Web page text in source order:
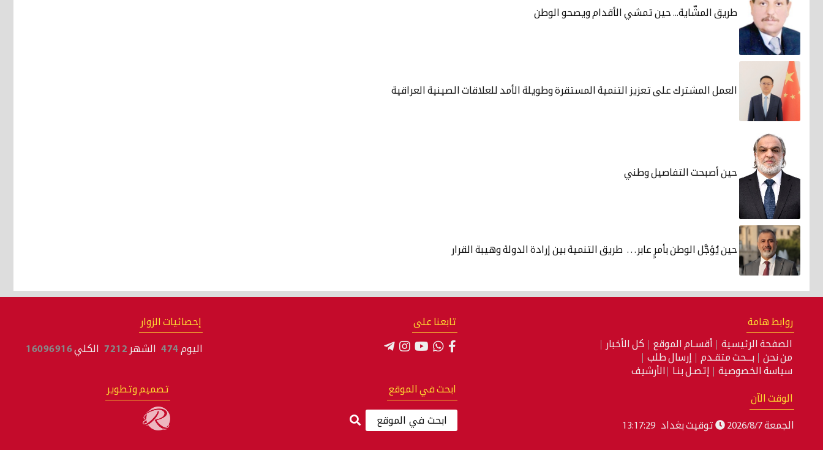
طريق المشّاية... حين تمشي الأقدام ويصحو الوطن
العمل المشترك على تعزيز التنمية المستقرة وطويلة الأمد للعلاقات الصينية العراقية
حين أصبحت التفاصيل وطني
حين يُؤجَّل الوطن بأمرٍ عابر… طريق التنمية بين إرادة الدولة وهيبة القرار
روابط هامة
الصفحة الرئيسية أقسـام الموقع
كل الأخبار
من نحن
بـــحث متقـدم
إرسال طلب
سياسة الخصوصية
إتصـل بنـا الأرشيف
تابعنا على إحصائيات الزوار
اليوم 474 الشهر 7212 الكلي16096916
الوقت الآن
الجمعة 2026/8/7 توقيت بغداد 13:17:30
ابحث في الموقع تصميم وتطوير